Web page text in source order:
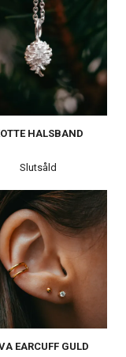
HALSBAND
Slutsåld
EARCUFF GULD